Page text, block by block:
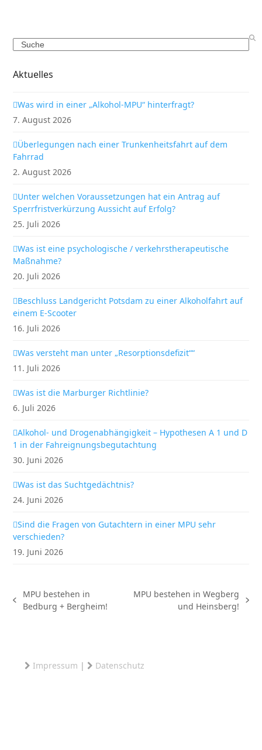
Search
Aktuelles
Was wird in einer „Alkohol-MPU“ hinterfragt?
7. August 2026
Überlegungen nach einer Trunkenheitsfahrt auf dem
Fahrrad
2. August 2026
Unter welchen Voraussetzungen hat ein Antrag auf
Sperrfristverkürzung Aussicht auf Erfolg?
25. Juli 2026
Was ist eine psychologische / verkehrstherapeutische
Maßnahme?
20. Juli 2026
Beschluss Landgericht Potsdam zu einer Alkoholfahrt auf
einem E-Scooter
16. Juli 2026
Was versteht man unter „Resorptionsdefizit““
11. Juli 2026
Was ist die Marburger Richtlinie?
6. Juli 2026
Alkohol- und Drogenabhängigkeit – Hypothesen A 1 und D
1 in der Fahreignungsbegutachtung
30. Juni 2026
Was ist das Suchtgedächtnis?
24. Juni 2026
Sind die Fragen von Gutachtern in einer MPU sehr
verschieden?
19. Juni 2026
vorheriger
MPU bestehen in
Bedburg + Bergheim!
MPU bestehen in Wegberg
und Heinsberg!
Impressum | Datenschutz